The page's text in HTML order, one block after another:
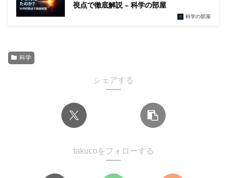
視点で徹底解説 – 科学の部屋
科学の部屋
科学
シェアする
takucoをフォローする